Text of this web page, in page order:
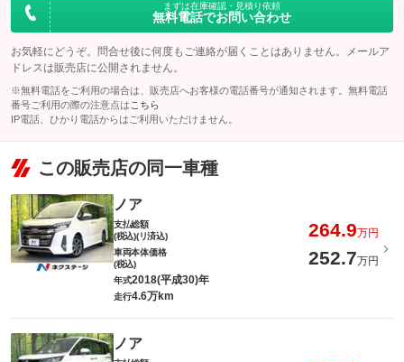
まずは在庫確認・見積り依頼
無料電話でお問い合わせ
お気軽にどうぞ。問合せ後に何度もご連絡が届くことはありません。メールア
ドレスは販売店に公開されません。
※無料電話をご利用の場合は、販売店へお客様の電話番号が通知されます。無料電話
番号ご利用の際の注意点は こちら
IP電話、ひかり電話からはご利用いただけません。
この販売店の同一車種
ノア
支払総額
(税込)(リ済込)
264.9万円
車両本体価格
(税込)
252.7万円
年式2018(平成30)年
走行4.6万km
ノア